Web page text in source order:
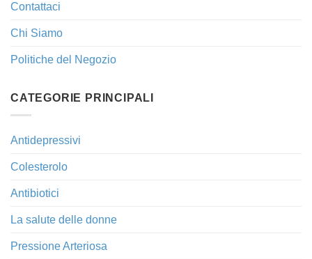
Contattaci
Chi Siamo
Politiche del Negozio
CATEGORIE PRINCIPALI
Antidepressivi
Colesterolo
Antibiotici
La salute delle donne
Pressione Arteriosa